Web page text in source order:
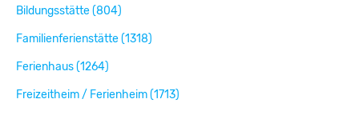
Bildungsstätte (804)
Familienferienstätte (1318)
Ferienhaus (1264)
Freizeitheim / Ferienheim (1713)